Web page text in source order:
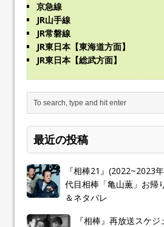
京急線
JR山手線
JR常磐線
JR東日本【東海道方面】
JR東日本【総武方面】
最近の投稿
『相棒21』(2022~2023
代目相棒「亀山薫」お帰
＆ネタバレ
『相棒』再放送スケ